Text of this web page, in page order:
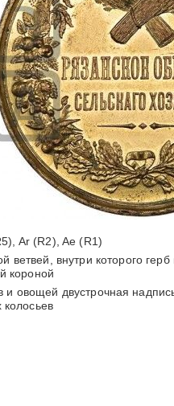
Ar (R2), Ae (R1)
ветвей, внутри которого
короной
и овощей двустрочная
колосьев